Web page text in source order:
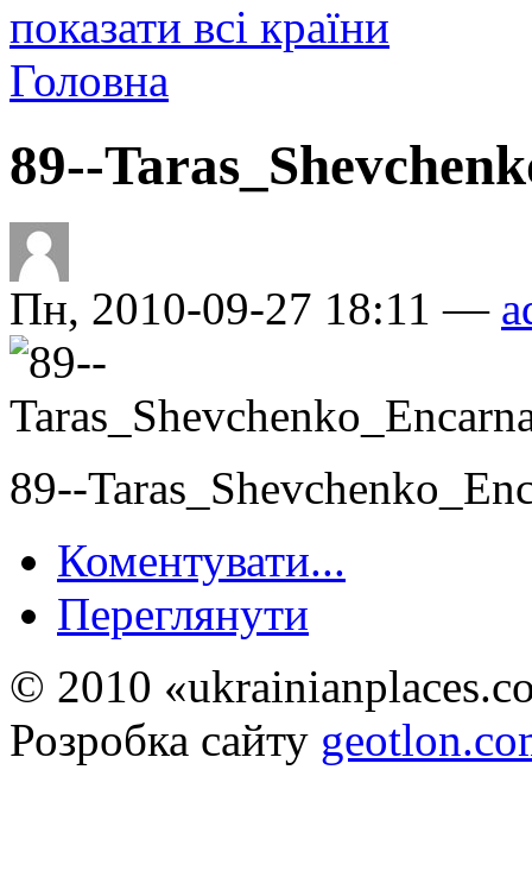
показати всі країни
Головна
89--
Пн, 2010-09-27 18:11 —
89--
Коментувати...
Переглянути
© 2010
Розробка сайту